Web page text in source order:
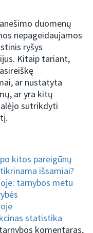
duomenų
nepageidaujamos
ryšys
Kitaip tariant,
ar nustatyta
ar yra kitų
sutrikdyti
kitos pareigūnų
išsamiai?
tarnybos metu
statistika
komentaras,